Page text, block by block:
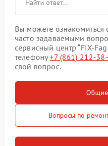
Вы можете
часто задаваемыми
сервисный центр “FIX-
телефону+7 (861) 212-
свой вопрос.
Общие
Вопросы по